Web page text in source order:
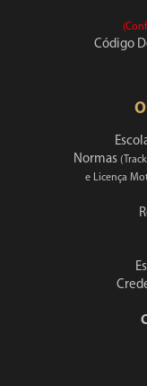
Código
Normas
e Licença